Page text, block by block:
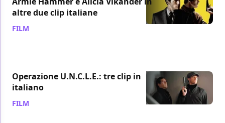
altre due clip italiane
FILM
Operazione U.N.C.L.E.: tre clip in
italiano
FILM